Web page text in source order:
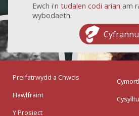
Ewch i'n tudalen codi arian am
wybodaeth.
Cyfrannu
Preifatrwydd a Chwcis
Hawlfraint
Y Prosiect
Cysylltu